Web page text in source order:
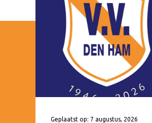
Geplaatst op: 7 augustus, 2026